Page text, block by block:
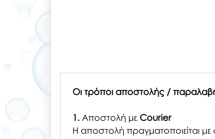
Οι τρόποι αποστολής /
1. Αποστολή με Courier
Η αποστολή πραγματοποιείται